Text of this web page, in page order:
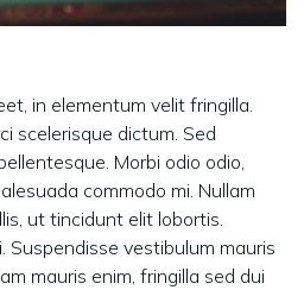
in elementum velit fringilla.
scelerisque dictum. Sed
Morbi odio odio,
commodo mi. Nullam
ut tincidunt elit lobortis.
Suspendisse vestibulum mauris
mauris enim, fringilla sed dui